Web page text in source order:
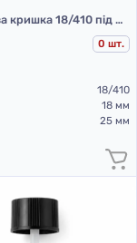
Пластикова кришка 18/410 під металеву кульку (чорна)
0 шт.
18/410
18 мм
25 мм